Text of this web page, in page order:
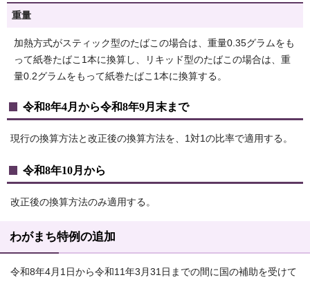
重量
加熱方式がスティック型のたばこの場合は、重量0.35グラムをも
って紙巻たばこ1本に換算し、リキッド型のたばこの場合は、重
量0.2グラムをもって紙巻たばこ1本に換算する。
令和8年4月から令和8年9月末まで
現行の換算方法と改正後の換算方法を、1対1の比率で適用する。
令和8年10月から
改正後の換算方法のみ適用する。
わがまち特例の追加
令和8年4月1日から令和11年3月31日までの間に国の補助を受けて